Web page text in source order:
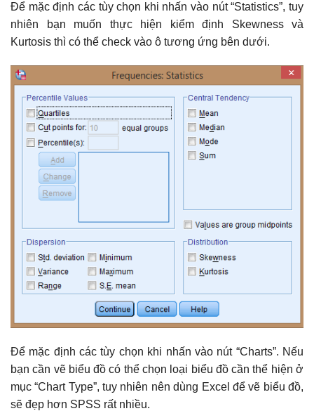
Để mặc định các tùy chọn khi nhấn vào nút “Statistics”, tuy
nhiên bạn muốn thực hiện kiểm định Skewness và
Kurtosis thì có thể check vào ô tương ứng bên dưới.
Để mặc định các tùy chọn khi nhấn vào nút “Charts”. Nếu
bạn cần vẽ biểu đồ có thể chọn loại biểu đồ cần thể hiện ở
mục “Chart Type”, tuy nhiên nên dùng Excel để vẽ biểu đồ,
sẽ đẹp hơn SPSS rất nhiều.